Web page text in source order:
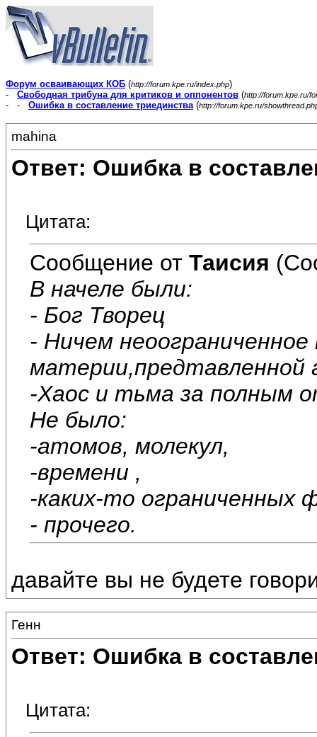
Форум осваивающих КОБ (http://forum.kpe.ru/index.php)
- Свободная трибуна для критиков и оппонентов (http://forum.kpe.ru/
- - Ошибка в составление триединства(http://forum.kpe.ru/
mahina
Ответ: Ошибка в
Цитата:
Сообщение от Таисия
В начеле были:
- Бог Творец
- Ничем
-Хаос и тьма за полным
Не было:
-атомов, молекул,
-времени ,
-каких-то ограниченных
- прочего.
давайте вы не будете
Генн
Ответ: Ошибка в
Цитата: